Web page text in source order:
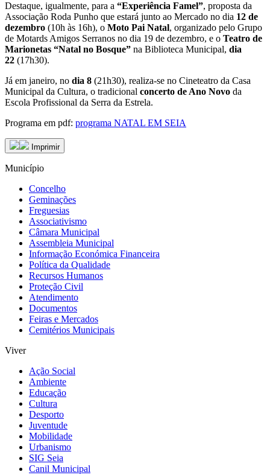
Destaque, igualmente, para a “Experiência Famel”, proposta da
Associação Roda Punho que estará junto ao Mercado no dia 12 de
dezembro (10h às 16h), o Moto Pai Natal, organizado pelo Grupo
de Motards Amigos Serranos no dia 19 de dezembro, e o Teatro de
Marionetas “Natal no Bosque” na Biblioteca Municipal, dia
22 (17h30).
Já em janeiro, no dia 8 (21h30), realiza-se no Cineteatro da Casa
Municipal da Cultura, o tradicional concerto de Ano Novo da
Escola Profissional da Serra da Estrela.
Programa em pdf: programa NATAL EM SEIA
Imprimir
Município
Concelho
Geminações
Freguesias
Associativismo
Câmara Municipal
Assembleia Municipal
Informação Económica Financeira
Política da Qualidade
Recursos Humanos
Proteção Civil
Atendimento
Documentos
Feiras e Mercados
Cemitérios Municipais
Viver
Ação Social
Ambiente
Educação
Cultura
Desporto
Juventude
Mobilidade
Urbanismo
SIG Seia
Canil Municipal